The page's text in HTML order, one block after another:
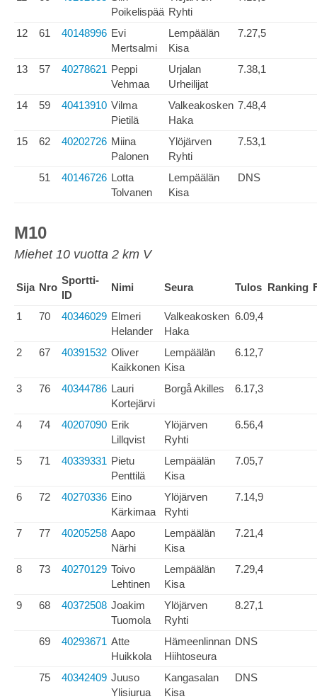
Poikelispää Ryhti
12 61 40148996 Evi
Mertsalmi
Lempäälän
Kisa
7.27,5
13 57 40278621 Peppi
Vehmaa
Urjalan
Urheilijat
7.38,1
14 59 40413910 Vilma
Pietilä
Valkeakosken
Haka
7.48,4
15 62 40202726 Miina
Palonen
Ylöjärven
Ryhti
7.53,1
51 40146726 Lotta
Tolvanen
Lempäälän
Kisa
DNS
M10
Miehet 10 vuotta 2 km V
Sija Nro
Sportti-
ID
Nimi Seura Tulos Ranking
1 70 40346029 Elmeri
Helander
Valkeakosken
Haka
6.09,4
2 67 40391532 Oliver
Kaikkonen
Lempäälän
Kisa
6.12,7
3 76 40344786 Lauri
Kortejärvi
Borgå Akilles 6.17,3
4 74 40207090 Erik
Lillqvist
Ylöjärven
Ryhti
6.56,4
5 71 40339331 Pietu
Penttilä
Lempäälän
Kisa
7.05,7
6 72 40270336 Eino
Kärkimaa
Ylöjärven
Ryhti
7.14,9
7 77 40205258 Aapo
Närhi
Lempäälän
Kisa
7.21,4
8 73 40270129 Toivo
Lehtinen
Lempäälän
Kisa
7.29,4
9 68 40372508 Joakim
Tuomola
Ylöjärven
Ryhti
8.27,1
69 40293671 Atte
Huikkola
Hämeenlinnan
Hiihtoseura
DNS
75 40342409 Juuso
Ylisiurua
Kangasalan
Kisa
DNS